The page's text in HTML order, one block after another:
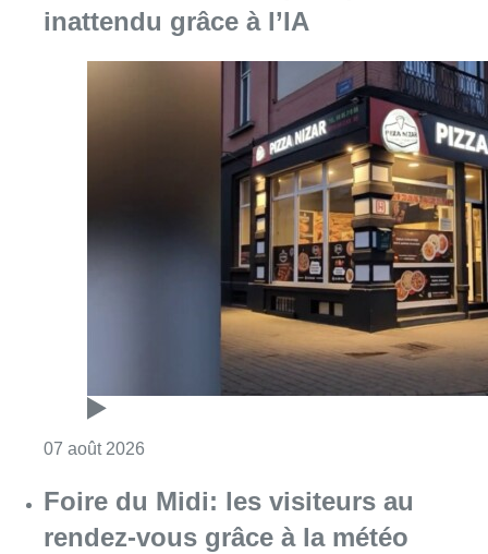
Consulter l'article "Pizza Nizar: un coup de
Foire du Midi: les visiteurs au
rendez-vous grâce à la météo